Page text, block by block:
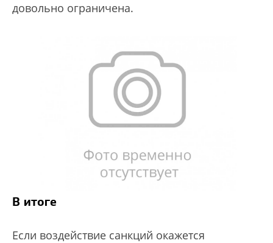
довольно ограничена.
В итоге
Если воздействие санкций окажется